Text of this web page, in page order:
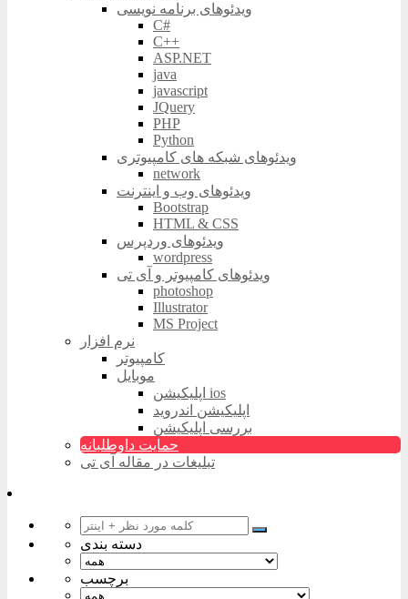
ویدئوهای برنامه نویسی
C#
C++
ASP.NET
java
javascript
JQuery
PHP
Python
ویدئوهای شبکه های کامپیوتری
network
ویدئوهای وب و اینترنت
Bootstrap
HTML & CSS
ویدئوهای وردپرس
wordpress
ویدئوهای کامپیوتر و آی تی
photoshop
Illustrator
MS Project
نرم افزار
کامپیوتر
موبایل
اپلیکیشن ios
اپلیکیشن اندروید
بررسی اپلیکیشن
حمایت داوطلبانه
تبلیغات در مقاله آی تی
دسته بندی
برچسب